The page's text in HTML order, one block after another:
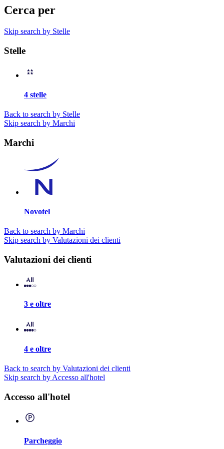
Cerca per
Skip search by Stelle
Stelle
4 stelle
Back to search by Stelle
Skip search by Marchi
Marchi
Novotel
Back to search by Marchi
Skip search by Valutazioni dei clienti
Valutazioni dei clienti
3 e oltre
4 e oltre
Back to search by Valutazioni dei clienti
Skip search by Accesso all'hotel
Accesso all'hotel
Parcheggio